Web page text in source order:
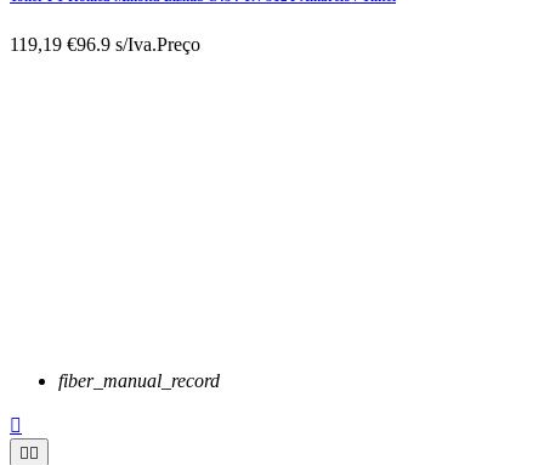
119,19 €96.9 s/Iva.Preço
fiber_manual_record

 